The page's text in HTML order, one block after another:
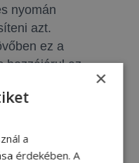
nyomán
azt.
ez a
hozzájárul az
×
a
érdekében. A